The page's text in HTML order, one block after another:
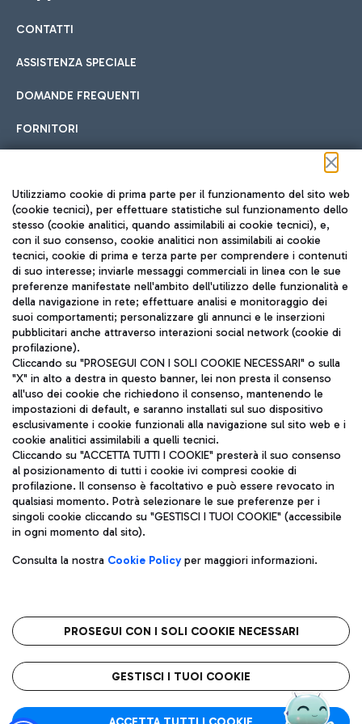
Cucina Internazionale
Fast Food
Pizza
Gelateria
Wine Bar & Sparkling
Hotel in aeroporto
Scegli l'alloggio più adatto e approfitta della vicinanza
all'aeroporto.
Car sharing
Con il Car Sharing è ancora più facile spostarsi
Treno
Raggiungi velocemente l'aeroporto di Fiumicino da Roma
tramite i servizi ferroviari Trenitalia.
Autobus
Scopri le linee di autobus per raggiungere l'aeroporto
Leonardo Da Vinci.
Raggiungi l’aeroporto senza pensieri con il servizio di taxi a
Ristoranti
Scopri la nostra offerta per una pausa gustosa in aeroporto
Mappa Aeroporto Fiumicino
CONTATTI
ASSISTENZA SPECIALE
DOMANDE FREQUENTI
FORNITORI
Seguici sui social
TRAVEL JOURNAL
ITA
Aeroporti di Roma S.p.A. - Società soggetta a direzione e
coordinamento di Mundys S.p.A.
Codice fiscale e Registro delle Imprese di Roma 13032990155 P.
IVA 06572251004
Capitale sociale 62.224.743,00 int. vers.
Sede legale: Via Pier Paolo Racchetti 1 - 00054 Fiumicino (RM)
telefono +39 06 65951
Privacy policy
Note legali
Roma FCO
L'aeroporto stellato
Utilizziamo cookie di prima parte per il funzionamento del sito web
(cookie tecnici), per effettuare statistiche sul funzionamento dello
stesso (cookie analitici, quando assimilabili ai cookie tecnici), e,
con il suo consenso, cookie analitici non assimilabili ai cookie
tecnici, cookie di prima e terza parte per comprendere i contenuti
di suo interesse; inviarle messaggi commerciali in linea con le sue
preferenze manifestate nell'ambito dell'utilizzo delle funzionalità e
della navigazione in rete; effettuare analisi e monitoraggio dei
suoi comportamenti; personalizzare gli annunci e le inserzioni
pubblicitari anche attraverso interazioni social network (cookie di
profilazione).
Cliccando su "PROSEGUI CON I SOLI COOKIE NECESSARI" o sulla
"X" in alto a destra in questo banner, lei non presta il consenso
all'uso dei cookie che richiedono il consenso, mantenendo le
impostazioni di default, e saranno installati sul suo dispositivo
esclusivamente i cookie funzionali alla navigazione sul sito web e i
cookie analitici assimilabili a quelli tecnici.
Cliccando su "ACCETTA TUTTI I COOKIE" presterà il suo consenso
al posizionamento di tutti i cookie ivi compresi cookie di
profilazione. Il consenso è facoltativo e può essere revocato in
qualsiasi momento. Potrà selezionare le sue preferenze per i
singoli cookie cliccando su "GESTISCI I TUOI COOKIE" (accessibile
in ogni momento dal sito).
Consulta la nostra Cookie Policyper maggiori informazioni.
PROSEGUI CON I SOLI COOKIE NECESSARI
GESTISCI I TUOI COOKIE